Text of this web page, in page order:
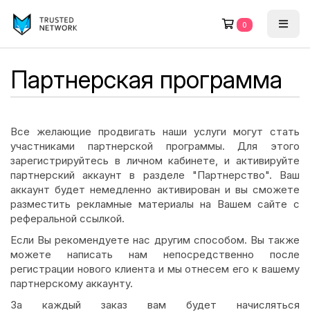
0
Партнерская программа
Все желающие продвигать наши услуги могут стать
участниками партнерской программы. Для этого
зарегистрируйтесь в личном кабинете, и активируйте
партнерский аккаунт в разделе "Партнерство". Ваш
аккаунт будет немедленно активирован и вы сможете
разместить рекламные материалы на Вашем сайте с
реферальной ссылкой.
Если Вы рекомендуете нас другим способом. Вы также
можете написать нам непосредственно после
регистрации нового клиента и мы отнесем его к вашему
партнерскому аккаунту.
За каждый заказ вам будет начисляться